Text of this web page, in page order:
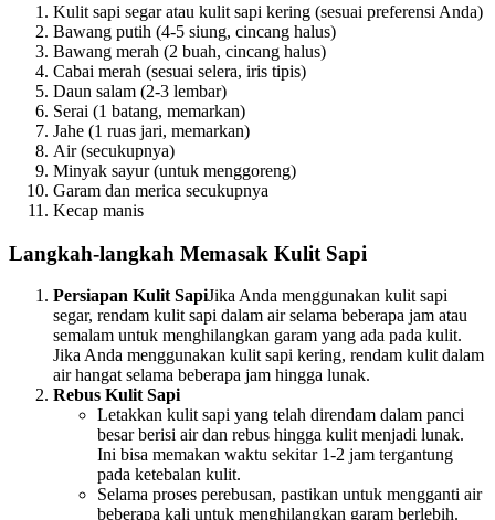
Kulit sapi segar atau kulit sapi kering (sesuai preferensi Anda)
Bawang putih (4-5 siung, cincang halus)
Bawang merah (2 buah, cincang halus)
Cabai merah (sesuai selera, iris tipis)
Daun salam (2-3 lembar)
Serai (1 batang, memarkan)
Jahe (1 ruas jari, memarkan)
Air (secukupnya)
Minyak sayur (untuk menggoreng)
Garam dan merica secukupnya
Kecap manis
Langkah-langkah Memasak Kulit Sapi
Persiapan Kulit SapiJika Anda menggunakan kulit sapi
segar, rendam kulit sapi dalam air selama beberapa jam atau
semalam untuk menghilangkan garam yang ada pada kulit.
Jika Anda menggunakan kulit sapi kering, rendam kulit dalam
air hangat selama beberapa jam hingga lunak.
Rebus Kulit Sapi
Letakkan kulit sapi yang telah direndam dalam panci
besar berisi air dan rebus hingga kulit menjadi lunak.
Ini bisa memakan waktu sekitar 1-2 jam tergantung
pada ketebalan kulit.
Selama proses perebusan, pastikan untuk mengganti air
beberapa kali untuk menghilangkan garam berlebih.